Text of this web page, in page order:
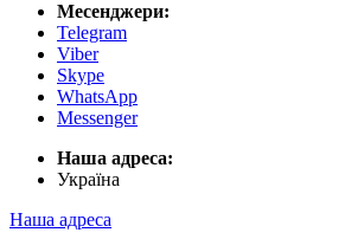
Месенджери:
Telegram
Viber
Skype
WhatsApp
Messenger
Наша адреса:
Українa
Наша адреса